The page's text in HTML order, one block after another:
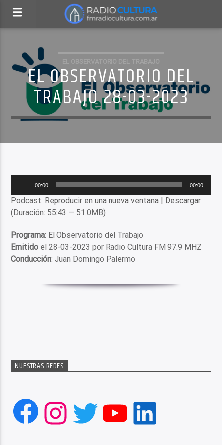
EL OBSERVATORIO DEL TRABAJO
EL OBSERVATORIO DEL
TRABAJO 28-03-2023
audio
00:00 00:00
Podcast: Reproducir en una nueva ventana | Descargar
(Duración: 55:43 — 51.0MB)
Programa: El Observatorio del Trabajo
Emitido el 28-03-2023 por Radio Cultura FM 97.9 MHZ
Conducción: Juan Domingo Palermo
NUESTRAS REDES
Facebook
Instagram
Twitter
YouTube
LinkedIn